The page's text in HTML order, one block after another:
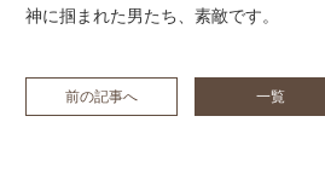
神に掴まれた男たち、素敵です。
前の記事へ 一覧